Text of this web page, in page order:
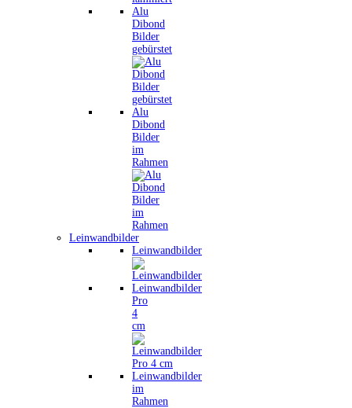
Alu
Dibond
Bilder
gebürstet
Alu
Dibond
Bilder
im
Rahmen
Leinwandbilder
Leinwandbilder
Leinwandbilder
Pro
4
cm
Leinwandbilder
im
Rahmen